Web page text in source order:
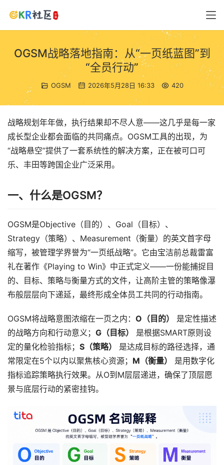
OGSM战略落地指南：从“一页纸蓝图”到
“全员行动”
OGSM 2026年5月28日 16:33 420
战略规划年年做，执行结果却不尽人意——这几乎是每一家
成长型企业都会面临的共同痛点。OGSM工具的出现，为
“战略悬空”提供了一套系统性的解决方案，正在被可口可
乐、丰田等跨国企业广泛采用。
一、什么是OGSM？
OGSM是Objective（目的）、Goal（目标）、
Strategy（策略）、Measurement（衡量）的英文首字母
缩写，被管理学界誉为“一页纸战略”。它由宝洁前总裁雷富
礼在著作《Playing to Win》中正式定义——一份能捕捉目
的、目标、策略与衡量方式的文件，让高阶主管的策略像瀑
布般层层向下递延，最终形成全体员工共同的行动指南。
OGSM将战略意图浓缩在一页之内： O（目的）
是定性描述
的战略方向和行动意义； G（目标）
是根据SMART原则设
定的量化检验指标； S（策略）
是达成目标的路径选择，通
常限定在5个以内以聚焦核心资源； M（衡量）
是用数字化
指标追踪策略执行效果。从O到M层层递进，确保了顶层愿
景与底层行动的紧密挂钩。